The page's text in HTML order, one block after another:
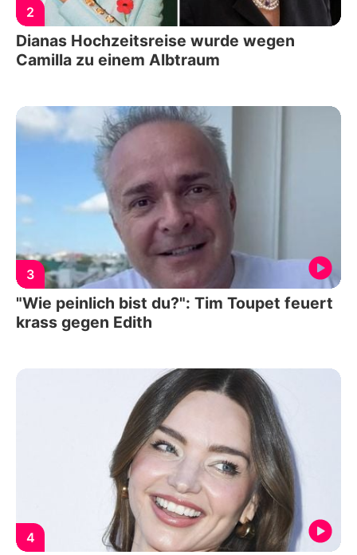
2
Dianas Hochzeitsreise wurde wegen
Camilla zu einem Albtraum
3
"Wie peinlich bist du?": Tim Toupet feuert
krass gegen Edith
4